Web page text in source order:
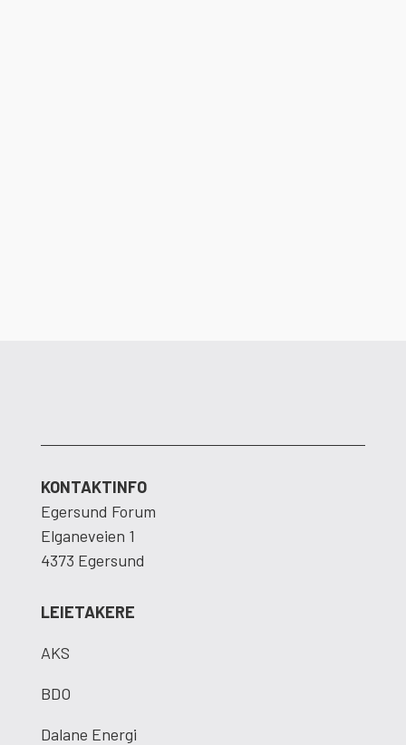
KONTAKTINFO
Egersund Forum
Elganeveien 1
4373 Egersund
LEIETAKERE
AKS
BDO
Dalane Energi